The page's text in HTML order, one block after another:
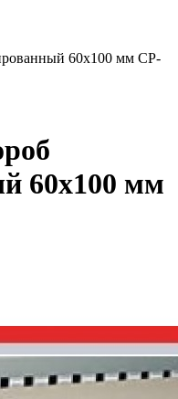
60х100 мм CP-
60х100 мм